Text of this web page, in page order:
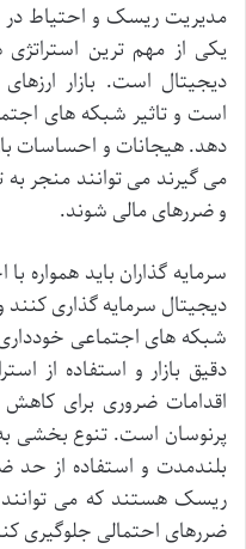
مدیریتریسک و احتیاطدر
یکی از مهم ترین استراتژی
دیجیتال است. بازار ارزهای
است و تاثیر شبکه های
دهد.هیجاناتو احساسات
میگیرند میتوانند منجر به
وضررهایمالی شوند.
سرمایه گذاران باید همواره با
دیجیتال سرمایهگذاریکنند
شبکه های اجتماعی
دقیق بازار و استفاده از
اقدامات ضروری برای کاهش
پرنوسان است. تنوع بخشی
بلندمدت و استفاده از حد
ریسک هستند که می توانند
ضررهای احتمالی جلوگیری